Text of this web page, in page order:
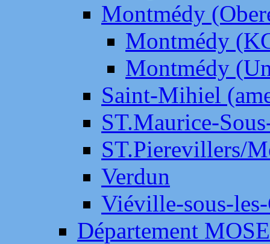
Montmédy
Montmédy
Montmédy
Saint-Mihiel
ST.Maurice-
ST.Pierevillers/
Verdun
Viéville-sous-
Département